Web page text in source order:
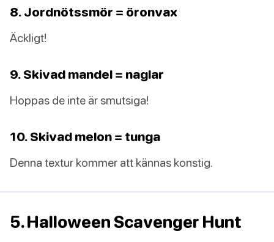
8. Jordnötssmör = öronvax
Äckligt!
9. Skivad mandel = naglar
Hoppas de inte är smutsiga!
10. Skivad melon = tunga
Denna textur kommer att kännas konstig.
5. Halloween Scavenger Hunt